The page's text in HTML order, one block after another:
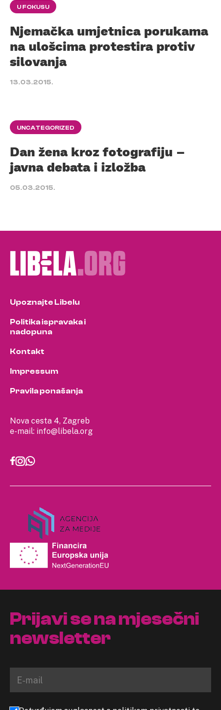
U FOKUSU
Njemačka umjetnica porukama
na ulošcima protestira protiv
silovanja
13.03.2015.
UNCATEGORIZED
Dan žena kroz fotografiju –
javna debata i izložba
05.03.2015.
Nova cesta 4, Zagreb
e-mail: info@libela.org
Upoznajte Libelu
Politika ispravaka i
nadopuna
Kontakt
Impressum
Pravila ponašanja
Prijavi se na mjesečni
newsletter